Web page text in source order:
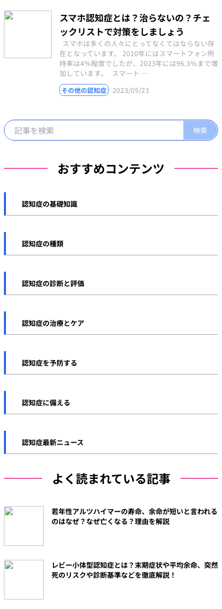
スマホ認知症とは？治らないの？チェ
ックリストで対策をしましょう
スマホは多くの人々にとってなくてはならない存
在となっています。 2010年にはスマートフォン所
持率は4％程度でしたが、2023年には96.3％まで増
加しています。 スマート …
その他の認知症 2023/05/23
おすすめコンテンツ
認知症の基礎知識
認知症の症状
認知症の原因
認知症の種類
レビー小体型認知症
前頭側頭型認知症
認知症の診断と評価
長谷川式
MMSE
認知症の治療とケア
認知症のケアと介護
認知症の法制度・サービス
認知症を予防する
運動
食事
認知症に備える
認知症と保険
認知症と費用
認知症最新ニュース
よく読まれている記事
若年性アルツハイマーの寿命、余命が短いと言われる
のはなぜ？なぜ亡くなる？理由を解説
レビー小体型認知症とは？末期症状や平均余命、突然
死のリスクや診断基準などを徹底解説！